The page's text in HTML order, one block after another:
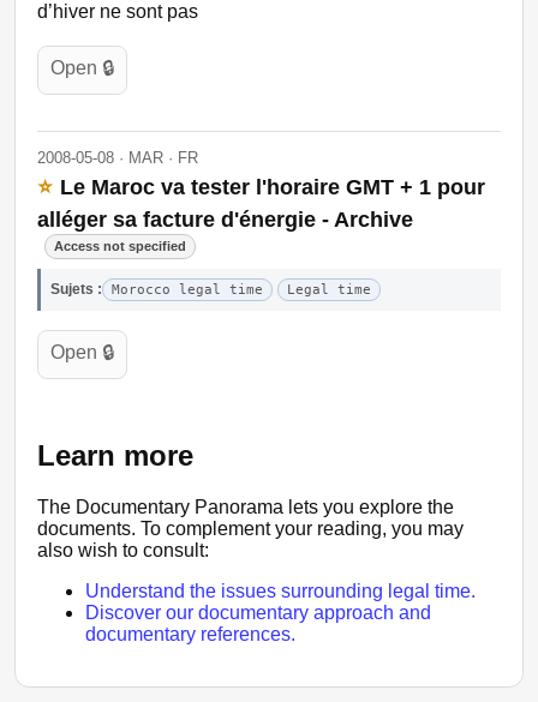
d’hiver ne sont pas
Open 🔒
2008-05-08 · MAR · FR
⭐ Le Maroc va tester l'horaire GMT + 1 pour
alléger sa facture d'énergie - Archive
Access not specified
Sujets : Morocco legal time Legal time
Open 🔒
Learn more
The Documentary Panorama lets you explore the
documents. To complement your reading, you may
also wish to consult:
Understand the issues surrounding legal time.
Discover our documentary approach and
documentary references.